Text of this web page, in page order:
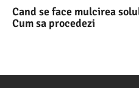
Cand se face mulcirea
Cum sa procedezi